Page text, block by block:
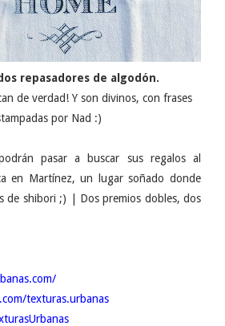
repasadores de algodón.
de verdad! Y son divinos, con frases
por Nad :)
pasar a buscar sus regalos al
en Martínez, un lugar soñado donde
de shibori ;) | Dos premios dobles, dos
texturas.urbanas